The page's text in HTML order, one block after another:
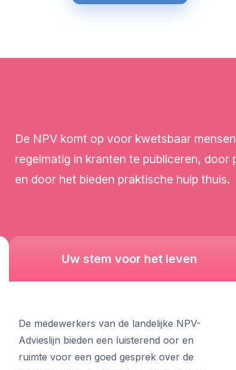
De NPV komt op voor kwetsbaar
regelmatig in kranten te publiceren,
en door het bieden praktische hulp thuis.
Uw stem voor het leven
De medewerkers van de landelijke NPV-
Advieslijn bieden een luisterend oor en
ruimte voor een goed gesprek over de